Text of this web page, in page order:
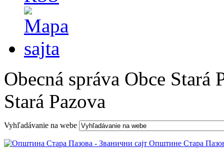
Obecná správa Obce Stará
Stará Pazova
Vyhľadávanie na webe